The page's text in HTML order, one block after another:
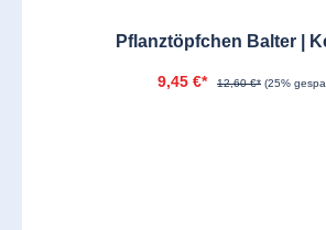
Pflanztöpfchen Balter |
9,45 €* 12,60 €* (25%